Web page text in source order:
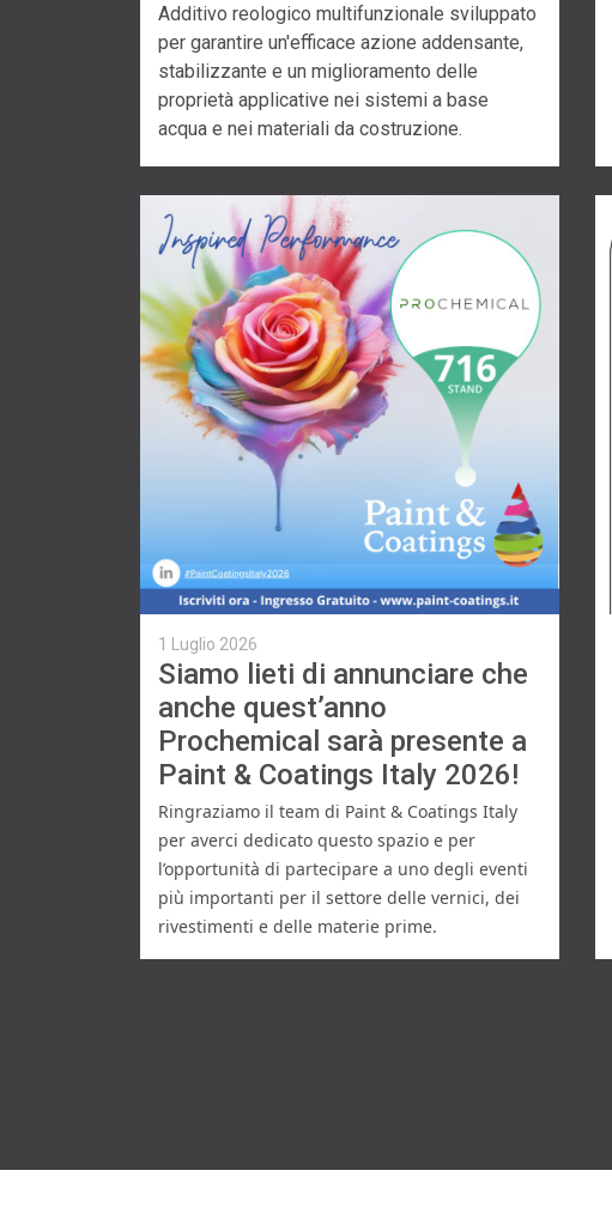
Additivo reologico multifunzionale sviluppato
per garantire un'efficace azione addensante,
stabilizzante e un miglioramento delle
proprietà applicative nei sistemi a base
acqua e nei materiali da costruzione.
1 Luglio 2026
Siamo lieti di annunciare che
anche quest’anno
Prochemical sarà presente a
Paint & Coatings Italy 2026!
Ringraziamo il team di Paint & Coatings Italy
per averci dedicato questo spazio e per
l’opportunità di partecipare a uno degli eventi
più importanti per il settore delle vernici, dei
rivestimenti e delle materie prime.